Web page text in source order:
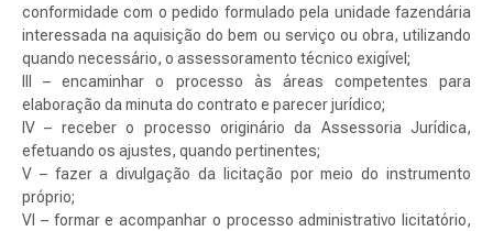
conformidade com o pedido formulado pela unidade fazendária
interessada na aquisição do bem ou serviço ou obra, utilizando
quando necessário, o assessoramento técnico exigível;
III – encaminhar o processo às áreas competentes para
elaboração da minuta do contrato e parecer jurídico;
IV – receber o processo originário da Assessoria Jurídica,
efetuando os ajustes, quando pertinentes;
V – fazer a divulgação da licitação por meio do instrumento
próprio;
VI – formar e acompanhar o processo administrativo licitatório,